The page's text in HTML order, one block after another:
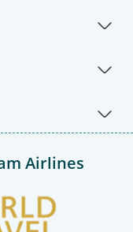
Airlines